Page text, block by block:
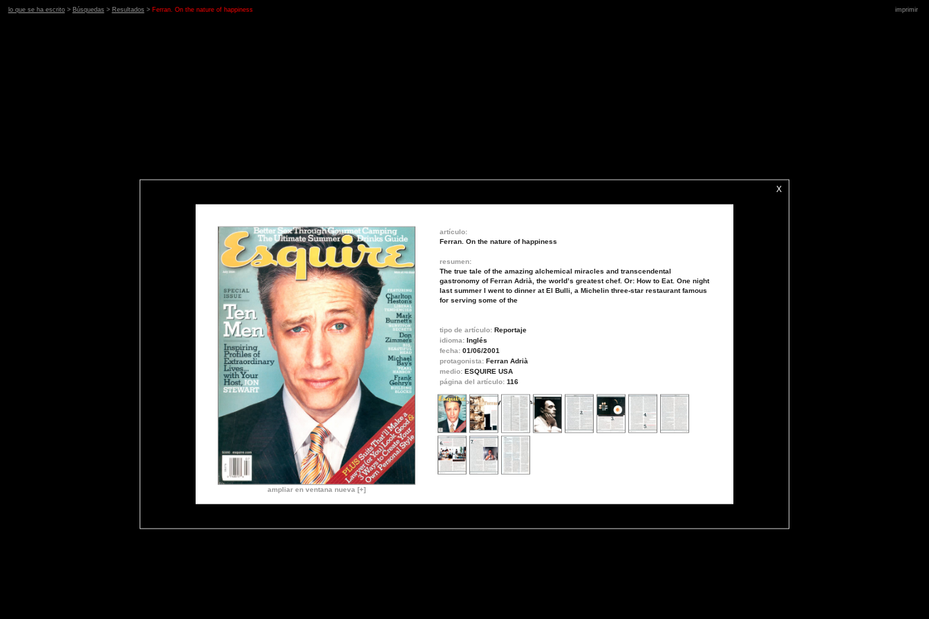
lo que se ha escrito> Búsquedas > Resultados > Ferran. On the nature of happiness imprimir
X
artículo:
Ferran. On the nature of happiness
resumen:
The true tale of the amazing alchemical miracles and transcendental
gastronomy of Ferran Adrià, the world’s greatest chef. Or: How to Eat. One night
last summer I went to dinner at El Bulli, a Michelin three-star restaurant famous
for serving some of the
tipo de artículo: Reportaje
idioma: Inglés
fecha: 01/06/2001
protagonista: Ferran Adrià
medio: ESQUIRE USA
página del artículo: 116
fotógrafos:Jeffrey Braverman
ampliar en ventana nueva [+]